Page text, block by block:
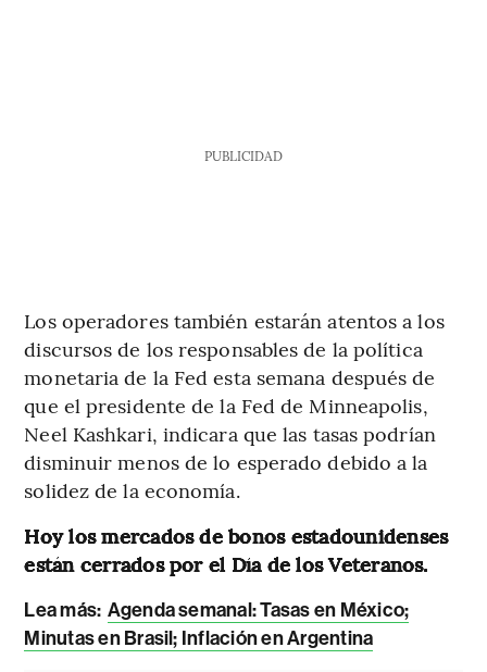
PUBLICIDAD
Los operadores también estarán atentos a los
discursos de los responsables de la política
monetaria de la Fed esta semana después de
que el presidente de la Fed de Minneapolis,
Neel Kashkari, indicara que las tasas podrían
disminuir menos de lo esperado debido a la
solidez de la economía.
Hoy los mercados de bonos estadounidenses
están cerrados por el Día de los Veteranos.
Lea más: Agenda semanal: Tasas en México;
Minutas en Brasil; Inflación en Argentina